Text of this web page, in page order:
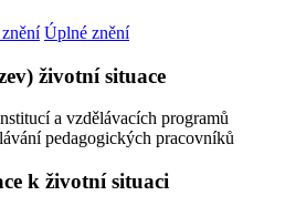
Úplné znění
životní situace
a vzdělávacích programů
pedagogických pracovníků
k životní situaci